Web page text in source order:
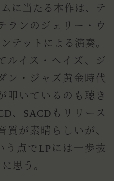
に当たる本作は、テ
ランのジェリー・ウ
テットによる演奏。
ルイス・ヘイズ、ジ
ン・ジャズ黄金時代
叩いているのも聴き
、SACDもリリース
質が素晴らしいが、
う点でLPには一歩抜
思う。